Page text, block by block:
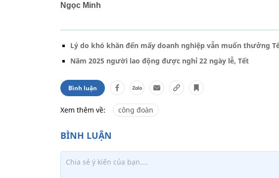
Ngọc Minh
Lý do khó khăn đến mấy doanh nghiệp vẫn muốn thưởng
Năm 2025 người lao động được nghỉ 22 ngày lễ, Tết
Bình luận
Xem thêm về: công đoàn